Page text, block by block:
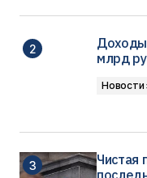
млрд
Новости
Чистая